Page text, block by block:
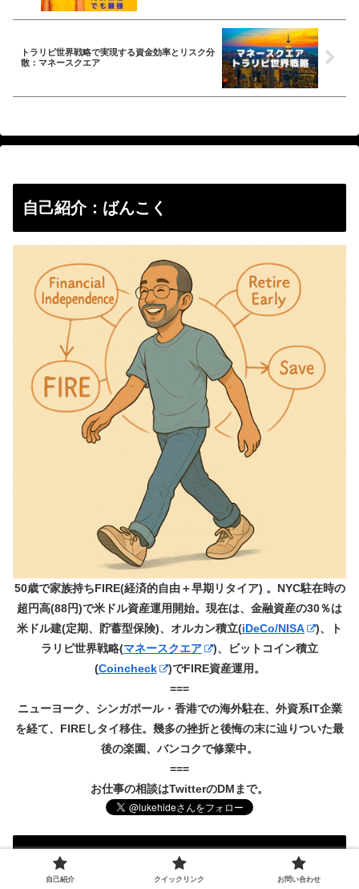
トラリピ世界戦略で実現する資金効率とリスク分
散：マネースクエア
自己紹介：ばんこく
50歳で家族持ちFIRE(経済的自由＋早期リタイア) 。NYC駐在時の
超円高(88円)で米ドル資産運用開始。現在は、金融資産の30％は
米ドル建(定期、貯蓄型保険)、オルカン積立(iDeCo/NISA
)、ト
ラリピ世界戦略(マネースクエア
)、ビットコイン積立
(Coincheck
)でFIRE資産運用。
===
ニューヨーク、シンガポール・香港での海外駐在、外資系IT企業
を経て、FIREしタイ移住。幾多の挫折と後悔の末に辿りついた最
後の楽園、バンコクで修業中。
===
お仕事の相談はTwitterのDMまで。
ブログ内を検索
自己紹介 クイックリンク お問い合わせ